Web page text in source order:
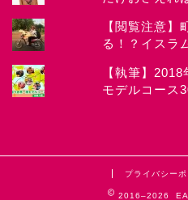
【閲覧注意
る！？イスラ
【執筆】
モデルコース
プライバシーポ
2016–2026